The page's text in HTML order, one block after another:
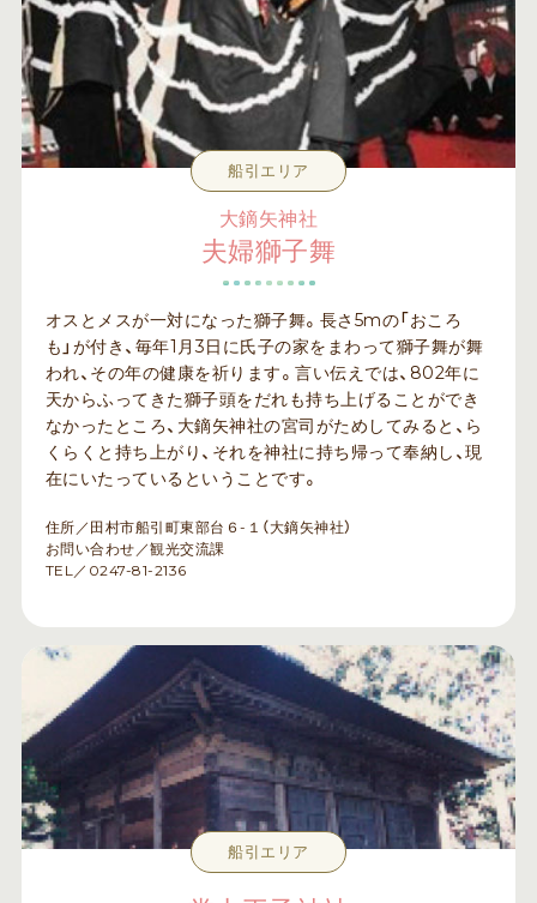
船引エリア
大鏑矢神社
夫婦獅子舞
オスとメスが一対になった獅子舞。長さ5mの「おころ
も」が付き、毎年1月3日に氏子の家をまわって獅子舞が舞
われ、その年の健康を祈ります。言い伝えでは、802年に
天からふってきた獅子頭をだれも持ち上げることができ
なかったところ、大鏑矢神社の宮司がためしてみると、ら
くらくと持ち上がり、それを神社に持ち帰って奉納し、現
在にいたっているということです。
住所／田村市船引町東部台６-１（大鏑矢神社）
お問い合わせ／観光交流課
TEL／0247-81-2136
船引エリア